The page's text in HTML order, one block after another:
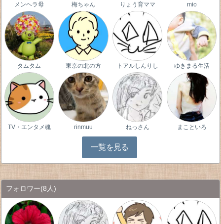
メンヘラ母 梅ちゃん りょう育ママ mio
タムタム 東京の北の方 トアルしんりし ゆきまる生活
TV・エンタメ魂 rinmuu ねっさん まこといろ
一覧を見る
フォロワー(8人)